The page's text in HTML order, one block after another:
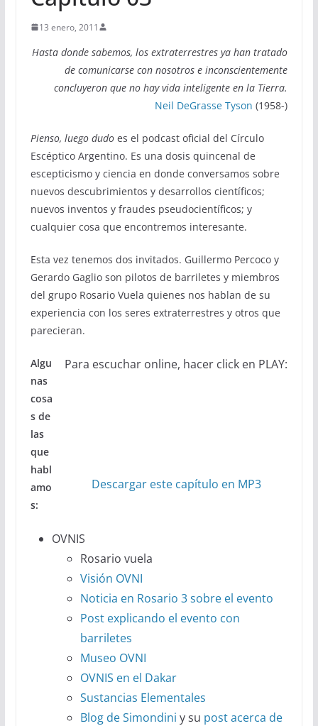
13 enero, 2011
Hasta donde sabemos, los extraterrestres ya han tratado
de comunicarse con nosotros e inconscientemente
concluyeron que no hay vida inteligente en la Tierra.
Neil DeGrasse Tyson (1958-)
Pienso, luego dudoes el podcast oficial del Círculo
Escéptico Argentino. Es una dosis quincenal de
escepticismo y ciencia en donde conversamos sobre
nuevos descubrimientos y desarrollos científicos;
nuevos inventos y fraudes pseudocientíficos; y
cualquier cosa que encontremos interesante.
Esta vez tenemos dos invitados. Guillermo Percoco y
Gerardo Gaglio son pilotos de barriletes y miembros
del grupo Rosario Vuela quienes nos hablan de su
experiencia con los seres extraterrestres y otros que
parecieran.
Para escuchar online, hacer click en PLAY:
Descargar este capítulo en MP3
Algu
nas
cosa
s de
las
que
habl
amo
s:
OVNIS
Rosario vuela
Visión OVNI
Noticia en Rosario 3 sobre el evento
Post explicando el evento con
barriletes
Museo OVNI
OVNIS en el Dakar
Sustancias Elementales
Blog de Simondini y su post acerca de